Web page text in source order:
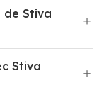
de Stiva
Stiva